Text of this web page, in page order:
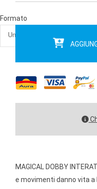
Formato
MAGICAL DOBBY
e movimenti danno vita